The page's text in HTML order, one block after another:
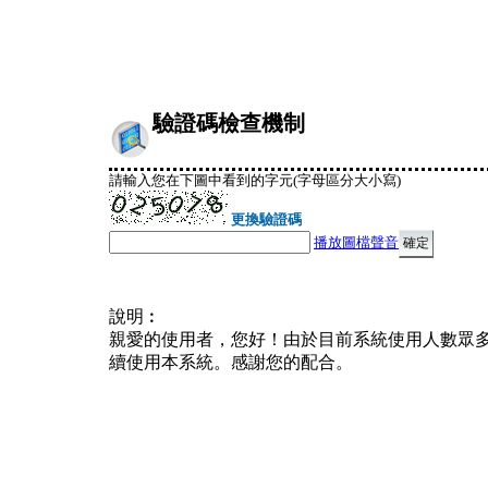
驗證碼檢查機制
請輸入您在下圖中看到的字元(字母區分大小寫)
更換驗證碼
播放圖檔聲音
說明︰
親愛的使用者，您好！由於目前系統使用人數眾
續使用本系統。感謝您的配合。